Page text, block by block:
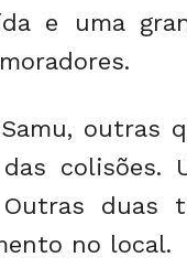
e uma
outras
colisões.
duas
no local.